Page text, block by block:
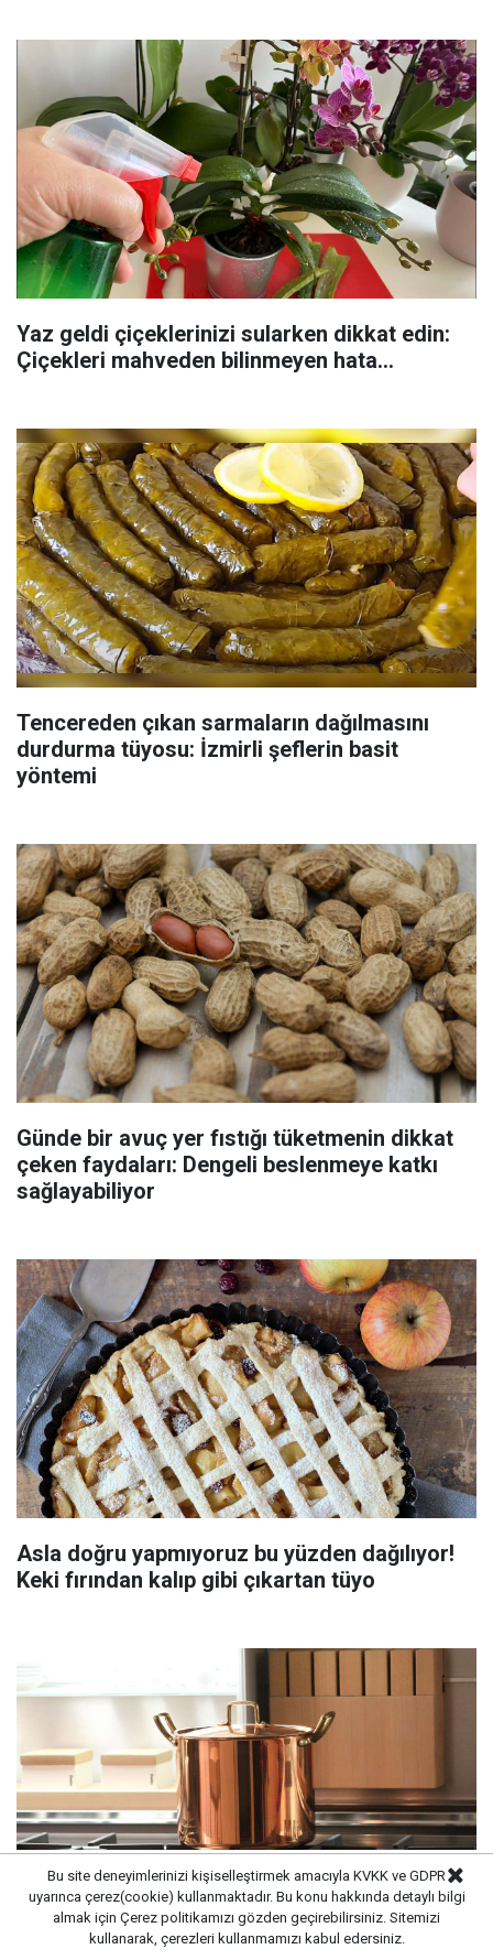
Yaz geldi çiçeklerinizi sularken dikkat edin:
Çiçekleri mahveden bilinmeyen hata...
Tencereden çıkan sarmaların dağılmasını
durdurma tüyosu: İzmirli şeflerin basit
yöntemi
Günde bir avuç yer fıstığı tüketmenin dikkat
çeken faydaları: Dengeli beslenmeye katkı
sağlayabiliyor
Asla doğru yapmıyoruz bu yüzden dağılıyor!
Keki fırından kalıp gibi çıkartan tüyo
Süt kaynarken taşıyorsa bu yöntemi deneyin:
Bu site deneyimlerinizi kişiselleştirmek amacıyla KVKK ve GDPR
uyarınca çerez(cookie) kullanmaktadır. Bu konu hakkında detaylı bilgi
almak için Çerez politikamızı gözden geçirebilirsiniz. Sitemizi
kullanarak, çerezleri kullanmamızı kabul edersiniz.